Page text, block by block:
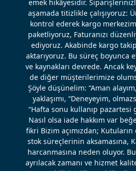
emek hikâyesidir.
aşamada titizlikle çalışıyoruz:
kontrol ederek kargo
paketliyoruz, Faturanızı
ediyoruz. Akabinde kargo
aktarıyoruz. Bu süreç boyunca
ve kaynakları devrede. Ancak
de diğer müşterilerimize
Şöyle düşünelim: “Aman
yaklaşımı, “Deneyeyim,
“Hafta sonu kullanıp pazartesi
Nasıl olsa iade hakkım var
fikri Bizim açımızdan;
stok süreçlerinin aksamasına,
harcanmasına neden oluyor.
ayrılacak zamanı ve hizmet